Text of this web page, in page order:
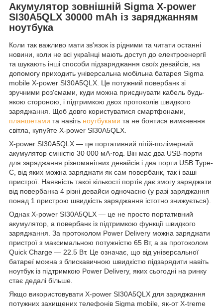
Акумулятор зовнішній Sigma X-power
SI30A5QLX 30000 mAh із заряджанням
ноутбука
Коли так важливо мати зв'язок із рідними та читати останні
новини, коли не всі українці мають доступ до електроенергії
та шукають інші способи підзаряджання своїх девайсів, на
допомогу приходить універсальна мобільна батарея Sigma
mobile X-power SI30A5QLX. Це потужний повербанк зі
зручними роз'ємами, куди можна приєднувати кабель будь-
якою стороною, і підтримкою двох протоколів швидкого
заряджання. Щоб довго користуватися смартфонами,
планшетами та навіть ноутбуками та не боятися вимкнення
світла, купуйте X-power SI30A5QLX.
X-power SI30A5QLX — це портативний літій-полімерний
акумулятор ємністю 30 000 мА·год. Він має два USB-порти
для заряджання різноманітних девайсів і два порти USB Type-
C, від яких можна заряджати як сам повербанк, так і ваші
пристрої. Наявність такої кількості портів дає змогу заряджати
від повербанка 4 різні девайси одночасно (у разі заряджання
понад 1 пристрою швидкість заряджання істотно знижується).
Однак X-power SI30A5QLX — це не просто портативний
акумулятор, а повербанк із підтримкою функції швидкого
заряджання. За протоколом Power Delivery можна заряджати
пристрої з максимальною потужністю 65 Вт, а за протоколом
Quick Charge — 22.5 Вт. Це означає, що від універсальної
батареї можна з блискавичною швидкістю підзарядити навіть
ноутбук із підтримкою Power Delivery, яких сьогодні на ринку
стає дедалі більше.
Якщо використовувати X-power SI30A5QLX для заряджання
потужних захищених телефонів Sigma mobile, як-от X-treme